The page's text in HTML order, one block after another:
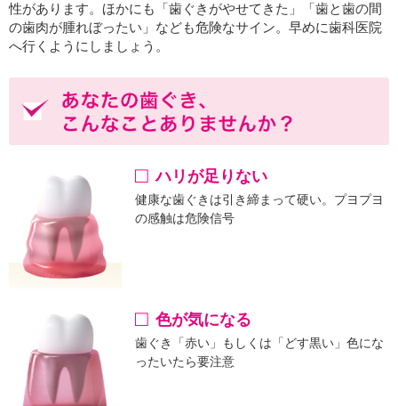
性があります。ほかにも「歯ぐきがやせてきた」「歯と歯の間
の歯肉が腫れぼったい」なども危険なサイン。早めに歯科医院
へ行くようにしましょう。
ハリが足りない
健康な歯ぐきは引き締まって硬い。プヨプヨ
の感触は危険信号
色が気になる
歯ぐき「赤い」もしくは「どす黒い」色にな
ったいたら要注意